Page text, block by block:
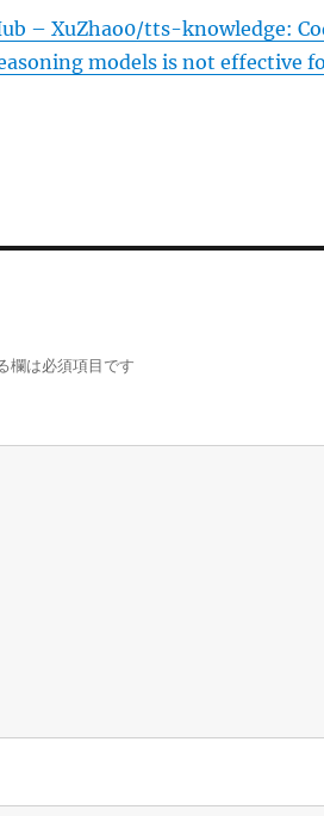
– XuZhao0/tts-knowledge:
models is not effective
欄は必須項目です